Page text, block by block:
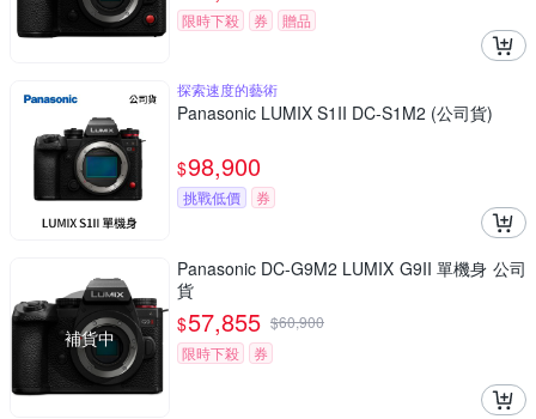
限時下殺 券 贈品
探索速度的藝術
Panasonic LUMIX S1II DC-S1M2 (公司貨)
$98,900
挑戰低價 券
補貨中
Panasonic DC-G9M2 LUMIX G9II 單機身 公司
貨
$57,855 $60,900
限時下殺
券